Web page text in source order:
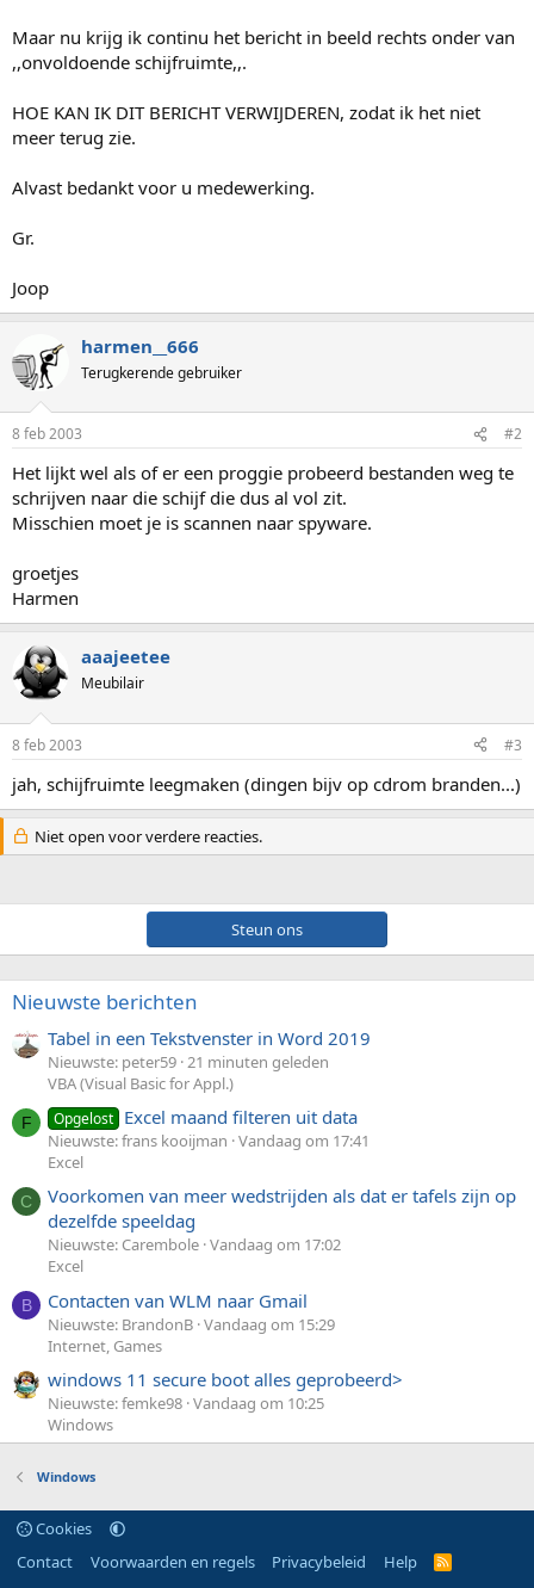
Maar nu krijg ik continu het bericht in beeld rechts onder van
,,onvoldoende schijfruimte,,.
HOE KAN IK DIT BERICHT VERWIJDEREN, zodat ik het niet
meer terug zie.
Alvast bedankt voor u medewerking.
Gr.
Joop
harmen__666
Terugkerende gebruiker
8 feb 2003 #2
Het lijkt wel als of er een proggie probeerd bestanden weg te
schrijven naar die schijf die dus al vol zit.
Misschien moet je is scannen naar spyware.
groetjes
Harmen
aaajeetee
Meubilair
8 feb 2003 #3
jah, schijfruimte leegmaken (dingen bijv op cdrom branden...)
Niet open voor verdere reacties.
Steun ons
Nieuwste berichten
Tabel in een Tekstvenster in Word 2019
Nieuwste: peter59 21 minuten geleden
VBA (Visual Basic for Appl.)
F Opgelost Excel maand filteren uit data
Nieuwste: frans kooijman Vandaag om 17:41
Excel
C
Voorkomen van meer wedstrijden als dat er tafels zijn op
dezelfde speeldag
Nieuwste: Carembole Vandaag om 17:02
Excel
B Contacten van WLM naar Gmail
Nieuwste: BrandonB Vandaag om 15:29
Internet, Games
windows 11 secure boot alles geprobeerd>
Nieuwste: femke98 Vandaag om 10:25
Windows
Windows
Cookies
Contact
Voorwaarden en regels Privacybeleid Help
R